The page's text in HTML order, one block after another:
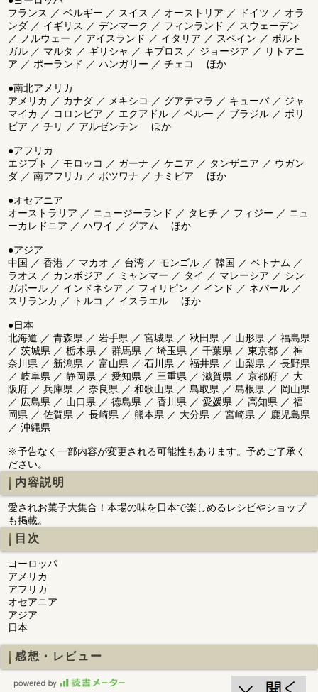
フランス ／ ベルギー ／ スイス ／ オーストリア ／ ドイツ ／ オラ
ンダ ／ イギリス ／ デンマーク ／ フィンランド ／ スウェーデン
／ ノルウェー ／ アイスランド ／ イタリア ／ スペイン ／ ポルト
ガル ／ マルタ ／ ギリシャ ／ キプロス ／ ジョージア ／ リトアニ
ア ／ ポーランド ／ ハンガリー ／ チェコ ほか
●南北アメリカ
アメリカ ／ カナダ ／ メキシコ ／ グアテマラ ／ キューバ ／ ジャ
マイカ ／ コロンビア ／ エクアドル ／ ペルー ／ ブラジル ／ ボリ
ビア ／ チリ ／ アルゼンチン ほか
●アフリカ
エジプト ／ モロッコ ／ ガーナ ／ ケニア ／ タンザニア ／ ウガン
ダ ／ 南アフリカ ／ ボツワナ ／ ナミビア ほか
●オセアニア
オーストラリア ／ ニュージーランド ／ タヒチ ／ フィジー ／ ニュ
ーカレドニア ／ ハワイ ／ グアム ほか
●アジア
中国 ／ 香港 ／ マカオ ／ 台湾 ／ モンゴル ／ 韓国 ／ ベトナム ／
ラオス ／ カンボジア ／ ミャンマー ／ タイ ／ マレーシア ／ シン
ガポール ／ インドネシア ／ フィリピン ／ インド ／ ネパール ／
スリランカ ／ トルコ ／ イスラエル ほか
●日本
北海道 ／ 青森県 ／ 岩手県 ／ 宮城県 ／ 秋田県 ／ 山形県 ／ 福島県
／ 茨城県 ／ 栃木県 ／ 群馬県 ／ 埼玉県 ／ 千葉県 ／ 東京都 ／ 神
奈川県 ／ 新潟県 ／ 富山県 ／ 石川県 ／ 福井県 ／ 山梨県 ／ 長野県
／ 岐阜県 ／ 静岡県 ／ 愛知県 ／ 三重県 ／ 滋賀県 ／ 京都府 ／ 大
阪府 ／ 兵庫県 ／ 奈良県 ／ 和歌山県 ／ 鳥取県 ／ 島根県 ／ 岡山県
／ 広島県 ／ 山口県 ／ 徳島県 ／ 香川県 ／ 愛媛県 ／ 高知県 ／ 福
岡県 ／ 佐賀県 ／ 長崎県 ／ 熊本県 ／ 大分県 ／ 宮崎県 ／ 鹿児島県
／ 沖縄県
※予告なく一部内容が変更される可能性もあります。予めご了承く
ださい。
内容説明
愛されお菓子大集合！本場の味を日本で楽しめるレシピやショップ
も掲載。
目次
ヨーロッパ
アメリカ
アフリカ
オセアニア
アジア
日本
感想・レビュー